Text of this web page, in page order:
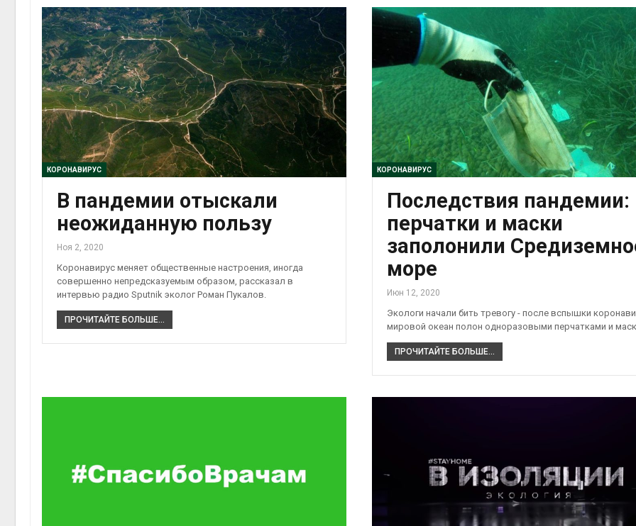
КОРОНАВИРУС
В пандемии отыскали
неожиданную пользу
Ноя 2, 2020
Коронавирус меняет общественные настроения, иногда
совершенно непредсказуемым образом, рассказал в
интервью радио Sputnik эколог Роман Пукалов.
ПРОЧИТАЙТЕ БОЛЬШЕ...
КОРОНАВИРУС
Последствия пандемии:
перчатки и маски
заполонили
море
Июн 12, 2020
Экологи начали бить тревогу - после вспышки
мировой океан полон одноразовыми перчатками и
ПРОЧИТАЙТЕ БОЛЬШЕ...